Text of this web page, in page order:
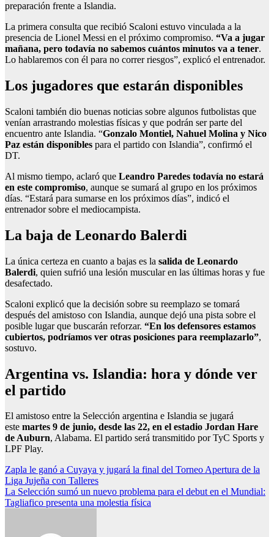
preparación frente a Islandia.
La primera consulta que recibió Scaloni estuvo vinculada a la
presencia de Lionel Messi en el próximo compromiso. “Va a jugar
mañana, pero todavía no sabemos cuántos minutos va a tener.
Lo hablaremos con él para no correr riesgos”, explicó el entrenador.
Los jugadores que estarán disponibles
Scaloni también dio buenas noticias sobre algunos futbolistas que
venían arrastrando molestias físicas y que podrán ser parte del
encuentro ante Islandia. “Gonzalo Montiel, Nahuel Molina y Nico
Paz están disponibles para el partido con Islandia”, confirmó el
DT.
Al mismo tiempo, aclaró que Leandro Paredes todavía no estará
en este compromiso, aunque se sumará al grupo en los próximos
días. “Estará para sumarse en los próximos días”, indicó el
entrenador sobre el mediocampista.
La baja de Leonardo Balerdi
La única certeza en cuanto a bajas es la salida de Leonardo
Balerdi, quien sufrió una lesión muscular en las últimas horas y fue
desafectado.
Scaloni explicó que la decisión sobre su reemplazo se tomará
después del amistoso con Islandia, aunque dejó una pista sobre el
posible lugar que buscarán reforzar. “En los defensores estamos
cubiertos, podríamos ver otras posiciones para reemplazarlo”,
sostuvo.
Argentina vs. Islandia: hora y dónde ver
el partido
El amistoso entre la Selección argentina e Islandia se jugará
este martes 9 de junio, desde las 22, en el estadio Jordan Hare
de Auburn, Alabama. El partido será transmitido por TyC Sports y
LPF Play.
Navegación
de
entradas
Zapla le ganó a Cuyaya y jugará la final del Torneo Apertura de la
Liga Jujeña con Talleres
La Selección sumó un nuevo problema para el debut en el Mundial:
Tagliafico presenta una molestia física